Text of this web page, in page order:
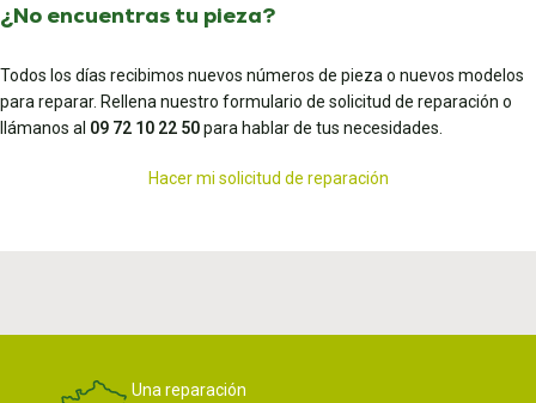
¿No encuentras tu pieza?
Todos los días recibimos nuevos números de pieza o nuevos modelos
para reparar. Rellena nuestro formulario de solicitud de reparación o
llámanos al 09 72 10 22 50para hablar de tus necesidades.
Hacer mi solicitud de reparación
Una reparación